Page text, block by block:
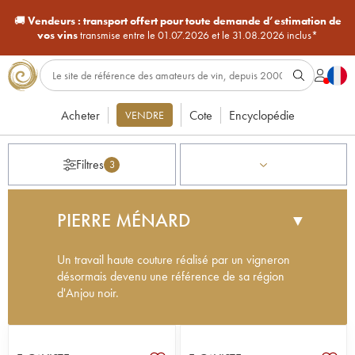
🚚Vendeurs : transport offert pour toute demande d’estimation de
vos vinstransmise entre le 01.07.2026 et le 31.08.2026 inclus*
Acheter VENDRE Cote Encyclopédie
Filtres 3
PIERRE MÉNARD ▼
Un travail haute couture réalisé par un vigneron
désormais devenu une référence de sa région
d'Anjou noir.
d’ingénieur agricole avant de travailler dans des